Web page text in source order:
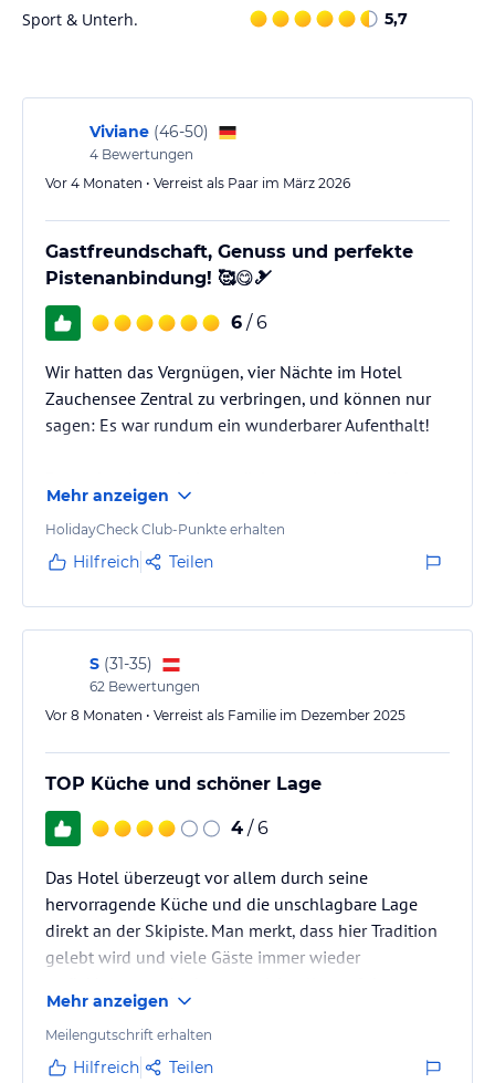
Sport & Unterh. 5,7
Viviane (46-50)
4 Bewertungen
Vor 4 Monaten • Verreist als Paar im März 2026
Gastfreundschaft, Genuss und perfekte
Pistenanbindung! 🥰😋🎿
6 / 6
Wir hatten das Vergnügen, vier Nächte im Hotel
Zauchensee Zentral zu verbringen, und können nur
sagen: Es war rundum ein wunderbarer Aufenthalt!
familiäre Atmosphäre – man fühlt sich vom ersten
Moment an willkommen und bestens aufgehoben.
Das Abendessen war ausgezeichnet und jeden Tag
großen und vielfältigen Auswahl.
Die Lage des Hotels ist perfekt für Wintersportler:
direkt an der Skipiste und am Lift – besser…
Mehr anzeigen
HolidayCheck Club-Punkte erhalten
Hilfreich Teilen
S (31-35)
62 Bewertungen
Vor 8 Monaten • Verreist als Familie im Dezember 2025
TOP Küche und schöner Lage
4 / 6
Das Hotel überzeugt vor allem durch seine
hervorragende Küche und die unschlagbare Lage
direkt an der Skipiste. Man merkt, dass hier Tradition
gelebt wird und viele Gäste immer wieder
neuesten Stand ist, fühlt man sich insgesamt
willkommen.
Mehr anzeigen
Meilengutschrift erhalten
Hilfreich Teilen